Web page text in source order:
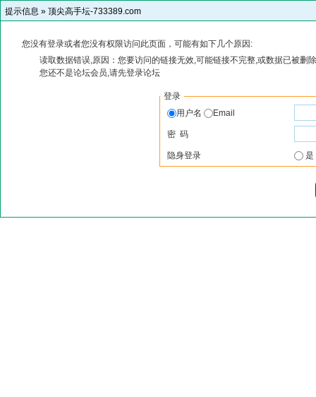
提示信息 » 顶尖高手坛-733389.com
您没有登录或者您没有权限访问此页面，可能有如下几个原因:
读取数据错误,原因：您要访问的链接无效,可能链接不完整,或数据已被删
您还不是论坛会员,请先登录论坛
登录
用户名
Email
密 码
隐身登录